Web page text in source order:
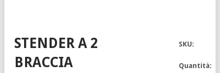
STENDER A 2
BRACCIA
SKU:
Quantità: